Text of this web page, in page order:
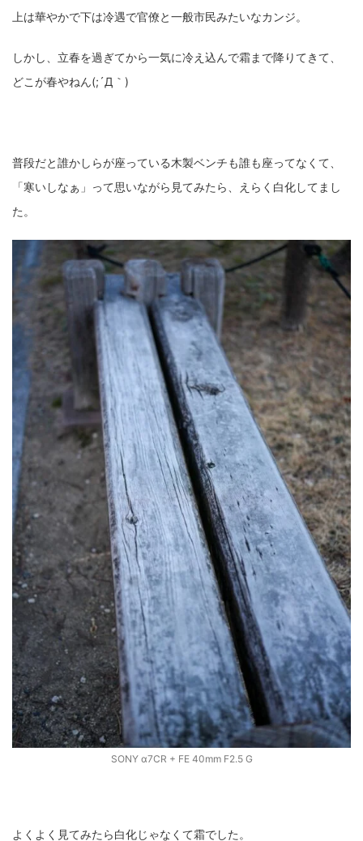
上は華やかで下は冷遇で官僚と一般市民みたいなカンジ。
しかし、立春を過ぎてから一気に冷え込んで霜まで降りてきて、
どこが春やねん(;´Д｀)
普段だと誰かしらが座っている木製ベンチも誰も座ってなくて、
「寒いしなぁ」って思いながら見てみたら、えらく白化してまし
た。
SONY α7CR + FE 40mm F2.5 G
よくよく見てみたら白化じゃなくて霜でした。